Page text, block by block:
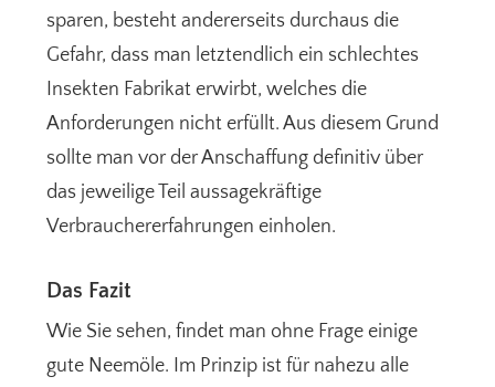
sparen, besteht andererseits durchaus die
Gefahr, dass man letztendlich ein schlechtes
Insekten Fabrikat erwirbt, welches die
Anforderungen nicht erfüllt. Aus diesem Grund
sollte man vor der Anschaffung definitiv über
das jeweilige Teil aussagekräftige
Verbrauchererfahrungen einholen.
Das Fazit
Wie Sie sehen, findet man ohne Frage einige
gute Neemöle. Im Prinzip ist für nahezu alle